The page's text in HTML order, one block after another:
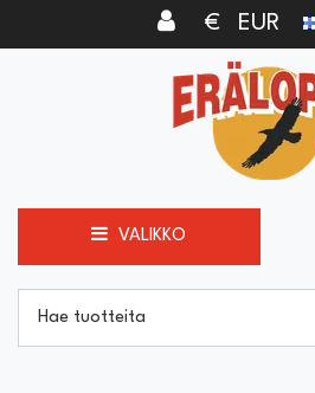
€ EUR
VALIKKO